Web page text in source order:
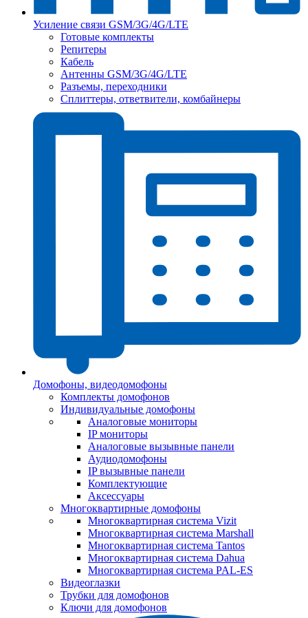
Усиление связи GSM/3G/4G/LTE
Готовые комплекты
Репитеры
Кабель
Антенны GSM/3G/4G/LTE
Разъемы, переходники
Сплиттеры, ответвители, комбайнеры
Домофоны, видеодомофоны
Комплекты домофонов
Индивидуальные домофоны
Аналоговые мониторы
IP мониторы
Аналоговые вызывные панели
Аудиодомофоны
IP вызывные панели
Комплектующие
Аксессуары
Многоквартирные домофоны
Многоквартирная система Vizit
Многоквартирная система Marshall
Многоквартирная система Tantos
Многоквартирная система Dahua
Многоквартирная система PAL-ES
Видеоглазки
Трубки для домофонов
Ключи для домофонов